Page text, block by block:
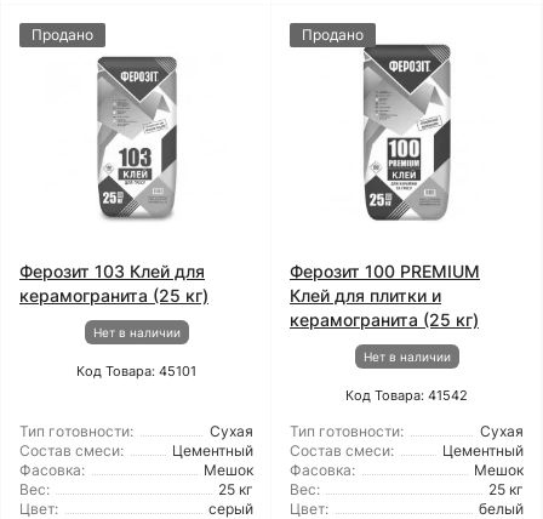
Продано
Ферозит 103 Клей для
керамогранита (25 кг)
Нет в наличии
Код Товара: 45101
Тип готовности:
Сухая
Состав смеси:
Цементный
Фасовка:
Мешок
Вес:
25 кг
Цвет:
серый
Продано
Ферозит 100 PREMIUM
Клей для плитки и
керамогранита (25 кг)
Нет в наличии
Код Товара: 41542
Тип готовности:
Сухая
Состав смеси:
Цементный
Фасовка:
Мешок
Вес:
25 кг
Цвет:
белый